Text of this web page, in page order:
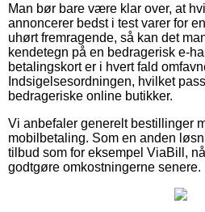
Man bør bare være klar over, at
annoncerer bedst i test varer for
uhørt fremragende, så kan det
kendetegn på en bedragerisk e-
betalingskort er i hvert fald
Indsigelsesordningen, hvilket
bedrageriske online butikker.
Vi anbefaler generelt bestillinger
mobilbetaling. Som en anden
tilbud som for eksempel ViaBill,
godtgøre omkostningerne senere.